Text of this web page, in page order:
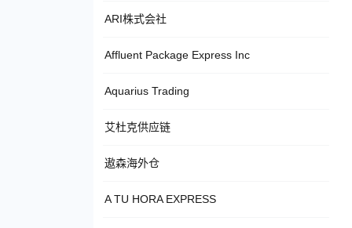
ARI株式会社
Affluent Package Express Inc
Aquarius Trading
艾杜克供应链
遨森海外仓
A TU HORA EXPRESS